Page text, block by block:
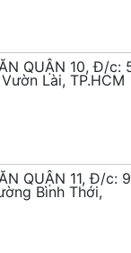
QUẬN 10, Đ/c:
Lài, TP.HCM
QUẬN 11, Đ/c:
Bình Thới,